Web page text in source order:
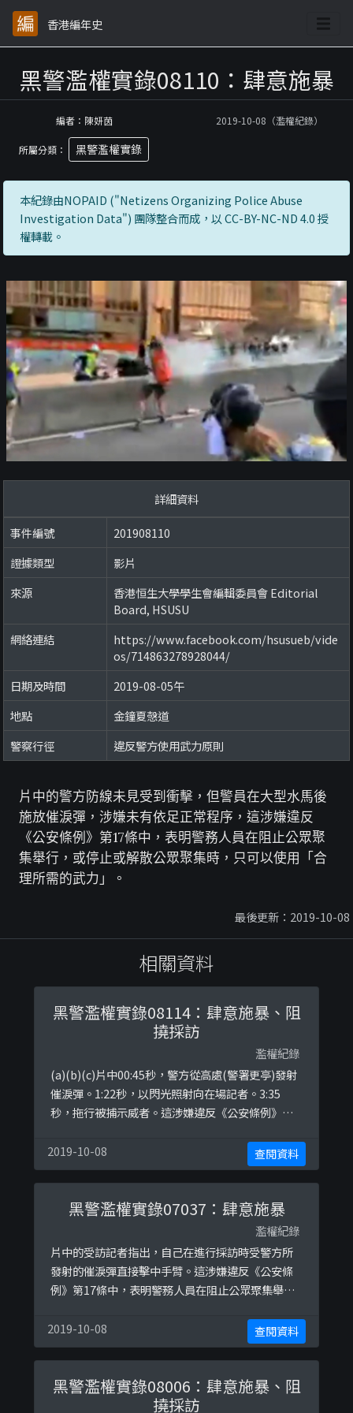
香港編年史
黑警濫權實錄08110：肆意施暴
編者：陳妍茵 2019-10-08（濫權紀錄）
所屬分類： 黑警濫權實錄
本紀錄由NOPAID ("Netizens Organizing Police Abuse
Investigation Data") 團隊整合而成，以 CC-BY-NC-ND 4.0 授
權轉載。
詳細資料
事件編號
201908110
證據類型
影片
來源
香港恒生大學學生會編輯委員會 Editorial
Board, HSUSU
網絡連結
https://www.facebook.com/hsusueb/vide
os/714863278928044/
日期及時間
2019-08-05午
地點
金鐘夏愨道
警察行徑
違反警方使用武力原則
片中的警方防線未見受到衝擊，但警員在大型水馬後
施放催淚彈，涉嫌未有依足正常程序，這涉嫌違反
《公安條例》第17條中，表明警務人員在阻止公眾聚
集舉行，或停止或解散公眾聚集時，只可以使用「合
理所需的武力」。
最後更新：2019-10-08
相關資料
黑警濫權實錄08114：肆意施暴、阻
撓採訪
濫權紀錄
(a)(b)(c)片中00:45秒，警方從高處(警署更亭)發射
催淚彈。1:22秒，以閃光照射向在場記者。3:35
秒，拖行被捕示威者。這涉嫌違反《公安條例》第
止或解散公眾聚集時，只可以使用「合理所需的武
力」。而過份武力對待被拘捕人士，在沒有合理辨
解下，亦可能違反《侵害人身罪條例》各條。這亦
涉嫌違反警察通例 (39-05) - 警務人員應盡可能協助
2019-10-08 查閱資料
黑警濫權實錄07037：肆意施暴
濫權紀錄
片中的受訪記者指出，自己在進行採訪時受警方所
發射的催淚彈直接擊中手臂。這涉嫌違反《公安條
例》第17條中，表明警務人員在阻止公眾聚集舉
所需的武力」。而過份武力對待被拘捕人士，在沒
有合理辨解下，亦可能違反《侵害人身罪條例》各
條。
2019-10-08 查閱資料
黑警濫權實錄08006：肆意施暴、阻
撓採訪